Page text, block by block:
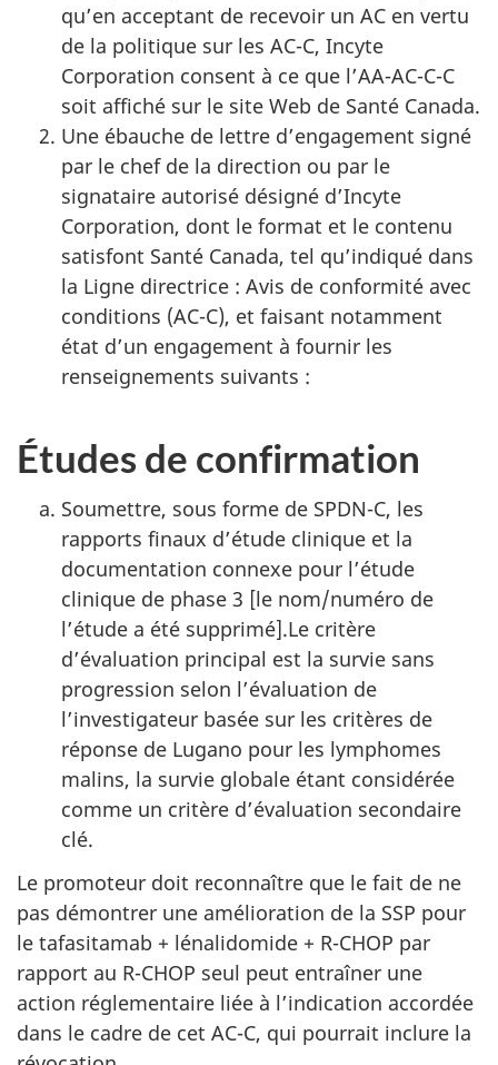
qu’en acceptant de recevoir un AC en vertu
de la politique sur les AC-C, Incyte
Corporation consent à ce que l’AA-AC-C-C
soit affiché sur le site Web de Santé Canada.
Une ébauche de lettre d’engagement signé
par le chef de la direction ou par le
signataire autorisé désigné d’Incyte
Corporation, dont le format et le contenu
satisfont Santé Canada, tel qu’indiqué dans
la Ligne directrice : Avis de conformité avec
conditions (AC-C), et faisant notamment
état d’un engagement à fournir les
renseignements suivants :
Études de confirmation
Soumettre, sous forme de SPDN-C, les
rapports finaux d’étude clinique et la
documentation connexe pour l’étude
clinique de phase 3 [le nom/numéro de
l’étude a été supprimé].Le critère
d’évaluation principal est la survie sans
progression selon l’évaluation de
l’investigateur basée sur les critères de
réponse de Lugano pour les lymphomes
malins, la survie globale étant considérée
comme un critère d’évaluation secondaire
clé.
Le promoteur doit reconnaître que le fait de ne
pas démontrer une amélioration de la SSP pour
le tafasitamab + lénalidomide + R-CHOP par
rapport au R-CHOP seul peut entraîner une
action réglementaire liée à l’indication accordée
dans le cadre de cet AC-C, qui pourrait inclure la